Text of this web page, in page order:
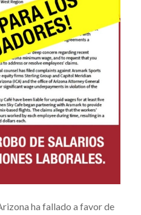
ha fallado a favor de